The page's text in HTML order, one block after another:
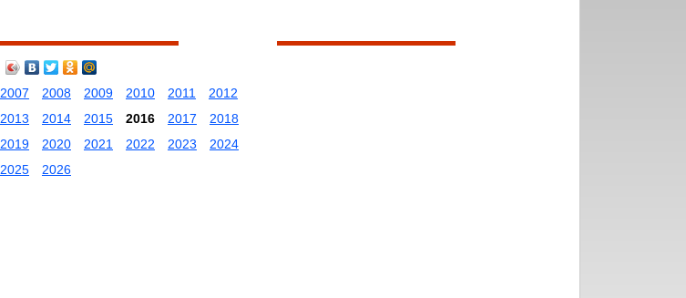
2007 2008 2009 2010 2011
2012
2013
2014 2015 2016 2017
2018
2019
2020 2021 2022 2023
2024
2025
2026